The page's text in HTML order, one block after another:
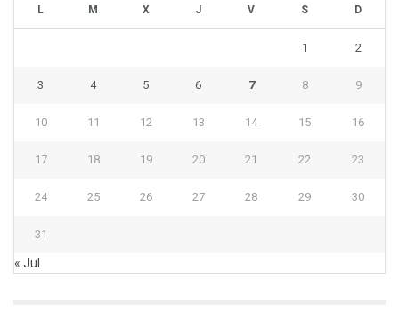
L M X J V S D
1 2
3 4 5 6 7 8 9
10 11 12 13 14 15 16
17 18 19 20 21 22 23
24 25 26 27 28 29 30
31
« Jul